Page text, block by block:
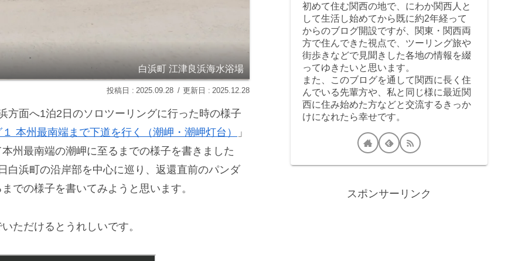
白浜町 江津良浜海水浴場
2025.09.28 2025.12.28
方面へ1泊2日のソロツーリングに行った時の様子
本州最南端まで下道を行く（潮岬・潮岬灯台）
」
州最南端の潮岬に至るまでの様子を書きました
白浜町の沿岸部を中心に巡り、返還直前のパンダ
での様子を書いてみようと思います。
ただけるとうれしいです。
初めて住む関西の地で、にわか関西人と
して生活し始めてから既に約2年経って
からのブログ開設ですが、関東・関西両
方で住んできた視点で、ツーリング旅や
街歩きなどで見聞きした各地の情報を綴
ってゆきたいと思います。
また、このブログを通して関西に長く住
んでいる先輩方や、私と同じ様に最近関
西に住み始めた方などと交流するきっか
けになれたら幸せです。
スポンサーリンク